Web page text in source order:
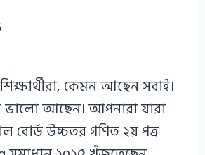
কেমন আছেন সবাই।
আছেন। আপনারা যারা
বোর্ড উচ্চতর গণিত ২য় পত্র